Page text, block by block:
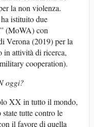
la non violenza.
istituito due
(MoWA) con
Verona (2019) per la
in attività di ricerca,
cooperation).
oggi?
XX in tutto il mondo,
tutte contro le
il favore di quella